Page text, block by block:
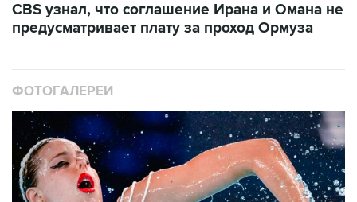
CBS узнал, что соглашение Ирана и Омана не
предусматривает плату за проход Ормуза
ФОТОГАЛЕРЕИ